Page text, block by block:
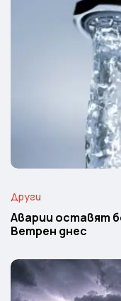
Други
Аварии оставят
Ветрен днес